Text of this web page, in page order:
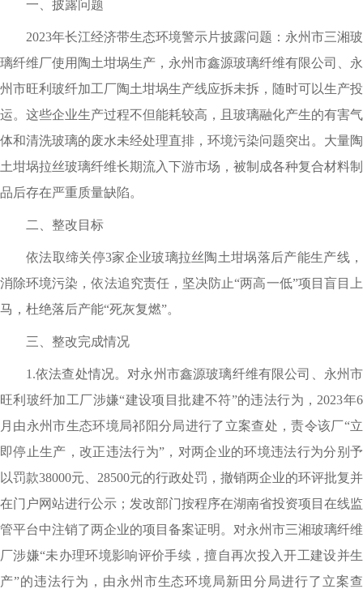
一、披露问题
2023年长江经济带生态环境警示片披露问题：永州市三湘玻
璃纤维厂使用陶土坩埚生产，永州市鑫源玻璃纤维有限公司、永
州市旺利玻纤加工厂陶土坩埚生产线应拆未拆，随时可以生产投
运。这些企业生产过程不但能耗较高，
且玻璃融化产生的有害气
体和清洗玻璃的废水未经处理直排，环境污染问题突出。大量陶
土坩埚拉丝玻璃纤维长期流入下游市场，被制成各种复合材料制
品后存在严重质量缺陷。
二、整改目标
依法取缔关停3家企业玻璃拉丝陶土坩埚落后产能生产线，
消除环境污染，依法追究责任，坚决防止“两高一低”项目盲目上
马，杜绝落后产能“死灰复燃”。
三、 整改完成情况
1.依法查处情况。对永州市鑫源玻璃纤维有限公司、永州市
旺利玻纤加工厂涉嫌“建设项目批建不符”的违法行为，2023年6
月由永州市生态环境局祁阳分局进行了立案查处，责令该厂“立
即停止生产，改正违法行为”，对两企业的环境违法行为分别予
以罚款38000元、28500元的行政处罚，撤销两企业的环评批复并
在门户网站进行公示；发改部门按程序在湖南省投资项目在线监
管平台中注销了两企业的项目备案证明。对永州市三湘玻璃纤维
厂涉嫌“未办理环境影响评价手续，擅自再次投入开工建设并生
产”的违法行为，由永州市生态环境局新田分局进行了立案查